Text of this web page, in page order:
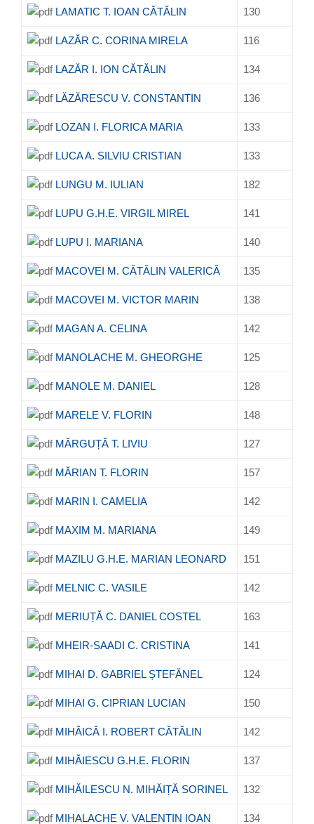
LAMATIC T. IOAN CĂTĂLIN 130
LAZĂR C. CORINA MIRELA 116
LAZĂR I. ION CĂTĂLIN 134
LĂZĂRESCU V. CONSTANTIN 136
LOZAN I. FLORICA MARIA 133
LUCA A. SILVIU CRISTIAN 133
LUNGU M. IULIAN 182
LUPU G.H.E. VIRGIL MIREL 141
LUPU I. MARIANA 140
MACOVEI M. CĂTĂLIN VALERICĂ 135
MACOVEI M. VICTOR MARIN 138
MAGAN A. CELINA 142
MANOLACHE M. GHEORGHE 125
MANOLE M. DANIEL 128
MARELE V. FLORIN 148
MĂRGUȚĂ T. LIVIU 127
MĂRIAN T. FLORIN 157
MARIN I. CAMELIA 142
MAXIM M. MARIANA 149
MAZILU G.H.E. MARIAN LEONARD 151
MELNIC C. VASILE 142
MERIUȚĂ C. DANIEL COSTEL 163
MHEIR-SAADI C. CRISTINA 141
MIHAI D. GABRIEL ȘTEFĂNEL 124
MIHAI G. CIPRIAN LUCIAN 150
MIHĂICĂ I. ROBERT CĂTĂLIN 142
MIHĂIESCU G.H.E. FLORIN 137
MIHĂILESCU N. MIHĂIȚĂ SORINEL 132
MIHALACHE V. VALENTIN IOAN 134